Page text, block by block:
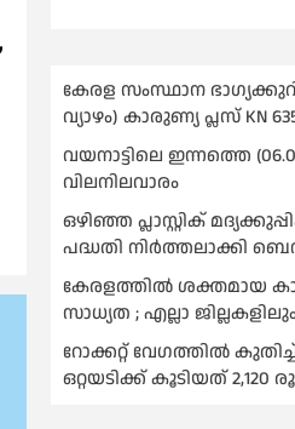
കേരള സംസ്ഥാന
വ്യാഴം) കാരുണ്യ പ്ലസ് KN
വയനാട്ടിലെ ഇന്നത്തെ
വിലനിലവാരം
ഒഴിഞ്ഞ പ്ലാസ്റ്റിക്
പദ്ധതി നിര്‍ത്തലാക്കി
കേരളത്തിൽ ശക്തമായ
സാധ്യത ; എല്ലാ
റോക്കറ്റ് വേഗത്തില്‍
ഒറ്റയടിക്ക് കൂടിയത് 2,120